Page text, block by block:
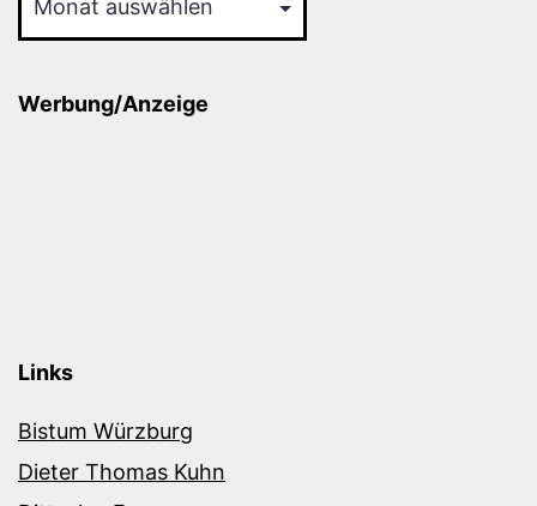
Werbung/Anzeige
Links
Bistum Würzburg
Dieter Thomas Kuhn